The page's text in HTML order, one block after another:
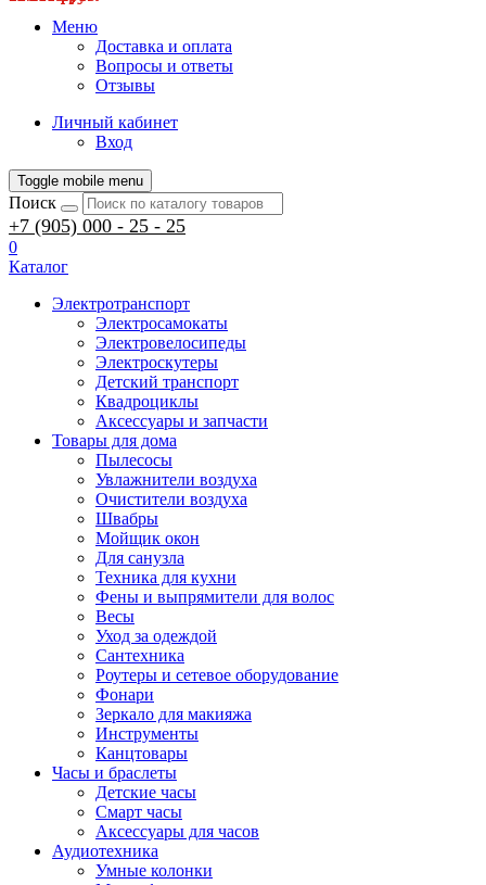
Меню
Доставка и оплата
Вопросы и ответы
Отзывы
Личный кабинет
Вход
Toggle mobile menu
Поиск
+7 (905) 000 - 25 - 25
0
Каталог
Электротранспорт
Электросамокаты
Электровелосипеды
Электроскутеры
Детский транспорт
Квадроциклы
Аксессуары и запчасти
Товары для дома
Пылесосы
Увлажнители воздуха
Очистители воздуха
Швабры
Мойщик окон
Для санузла
Техника для кухни
Фены и выпрямители для волос
Весы
Уход за одеждой
Сантехника
Роутеры и сетевое оборудование
Фонари
Зеркало для макияжа
Инструменты
Канцтовары
Часы и браслеты
Детские часы
Смарт часы
Аксессуары для часов
Аудиотехника
Умные колонки